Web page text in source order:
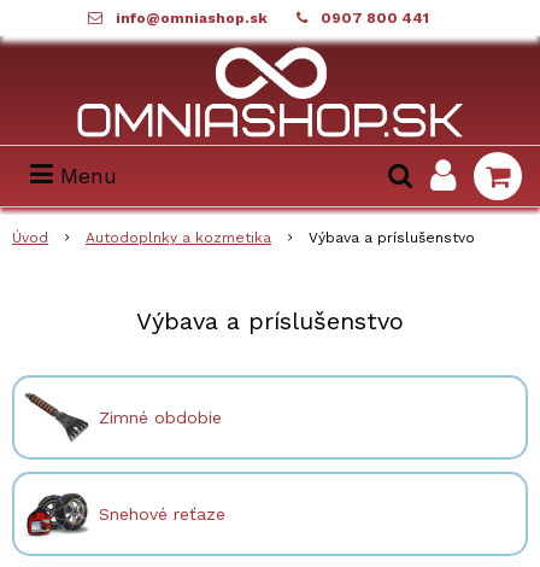
info@omniashop.sk 0907 800 441
Menu
Úvod Autodoplnky a kozmetika Výbava a príslušenstvo
Výbava a príslušenstvo
Zimné obdobie
Snehové reťaze